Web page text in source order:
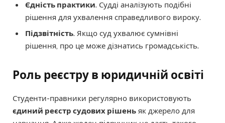
Єдність практики. Судді аналізують подібні
рішення для ухвалення справедливого вироку.
Підзвітність. Якщо суд ухвалює сумнівні
рішення, про це може дізнатись громадськість.
Роль реєстру в юридичній освіті
Студенти-правники регулярно використовують
єдиний реєстр судових рішень як джерело для